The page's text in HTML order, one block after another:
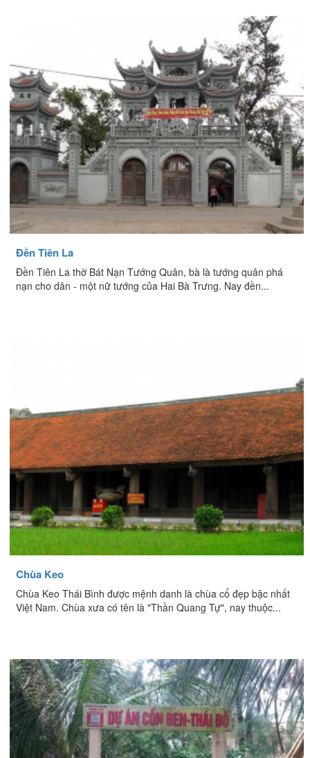
Đền Tiên La
Đền Tiên La thờ Bát Nạn Tướng Quân, bà là tướng quân phá
nạn cho dân - một nữ tướng của Hai Bà Trưng. Nay đền...
Chùa Keo
Chùa Keo Thái Bình được mệnh danh là chùa cổ đẹp bậc nhất
Việt Nam. Chùa xưa có tên là "Thần Quang Tự", nay thuộc...